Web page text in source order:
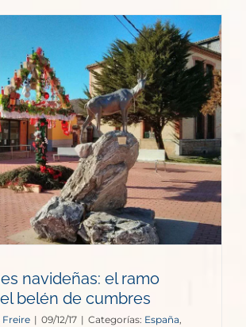
navideñas: el ramo
belén de cumbres
Freire | 09/12/17 | Categorías: España,